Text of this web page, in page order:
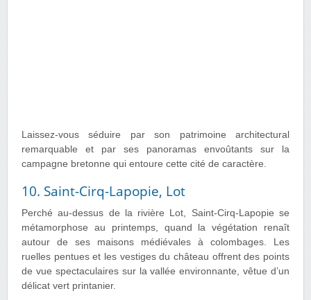
Laissez-vous séduire par son patrimoine architectural
remarquable et par ses panoramas envoûtants sur la
campagne bretonne qui entoure cette cité de caractère.
10. Saint-Cirq-Lapopie, Lot
Perché au-dessus de la rivière Lot, Saint-Cirq-Lapopie se
métamorphose au printemps, quand la végétation renaît
autour de ses maisons médiévales à colombages. Les
ruelles pentues et les vestiges du château offrent des points
de vue spectaculaires sur la vallée environnante, vêtue d’un
délicat vert printanier.